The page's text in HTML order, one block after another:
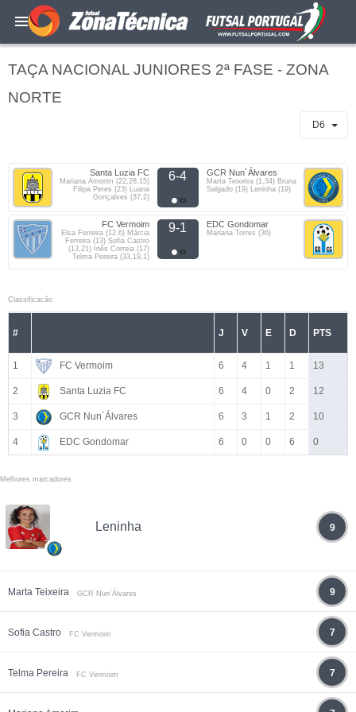
TAÇA NACIONAL JUNIORES 2ª FASE - ZONA
NORTE
D6
Santa Luzia FC
Mariana Amorim (22,28,15)
Filipa Peres (23) Luana
Gonçalves (37,2)
6-4 GCR Nun´Álvares
Marta Teixeira (1,34) Bruna
Salgado (19) Leninha (19)
FC Vermoim
Elsa Ferreira (12,6) Márcia
Ferreira (13) Sofia Castro
(13,21) Inês Correia (17)
Telma Pereira (33,19,1)
9-1 EDC Gondomar
Mariana Torres (36)
Classificacão
# J V E D PTS
1 FC Vermoim 6 4 1 1 13
2 Santa Luzia FC 6 4 0 2 12
3 GCR Nun´Álvares 6 3 1 2 10
4 EDC Gondomar 6 0 0 6 0
Melhores marcadores
Leninha 9
Marta Teixeira GCR Nun´Álvares 9
Sofia Castro FC Vermoim 7
Telma Pereira FC Vermoim 7